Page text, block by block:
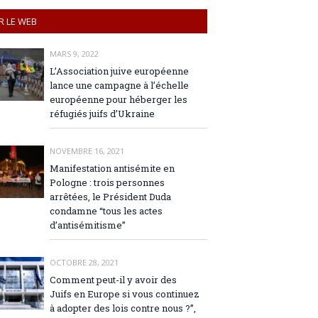
LE WEB
MARS 9, 2022
L’Association juive européenne
lance une campagne à l’échelle
européenne pour héberger les
réfugiés juifs d’Ukraine
NOVEMBRE 16, 2021
Manifestation antisémite en
Pologne : trois personnes
arrêtées, le Président Duda
condamne “tous les actes
d’antisémitisme”
OCTOBRE 28, 2021
Comment peut-il y avoir des
Juifs en Europe si vous continuez
à adopter des lois contre nous ?”,